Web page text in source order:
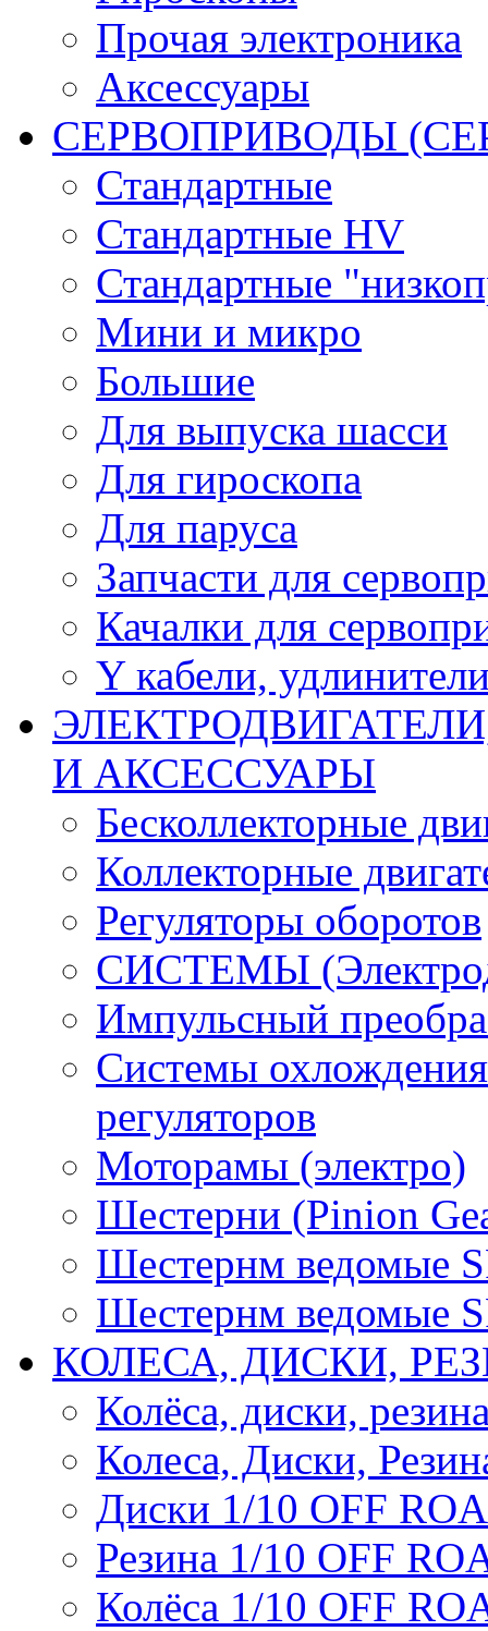
Прочая электроника
Аксессуары
СЕРВОПРИВОДЫ
Стандартные
Стандартные HV
Стандартные
Мини и микро
Большие
Для выпуска шасси
Для гироскопа
Для паруса
Запчасти для
Качалки для
Y кабели,
И АКСЕССУАРЫ
Бесколлекторные
Коллекторные
Регуляторы оборотов
СИСТЕМЫ
Импульсный
Системы охлождения
регуляторов
Моторамы (электро)
Шестерни (Pinion
Шестернм ведомые
Шестернм ведомые
КОЛЕСА, ДИСКИ,
Колёса, диски,
Колеса, Диски,
Диски 1/10 OFF
Резина 1/10 OFF
Колёса 1/10 OFF